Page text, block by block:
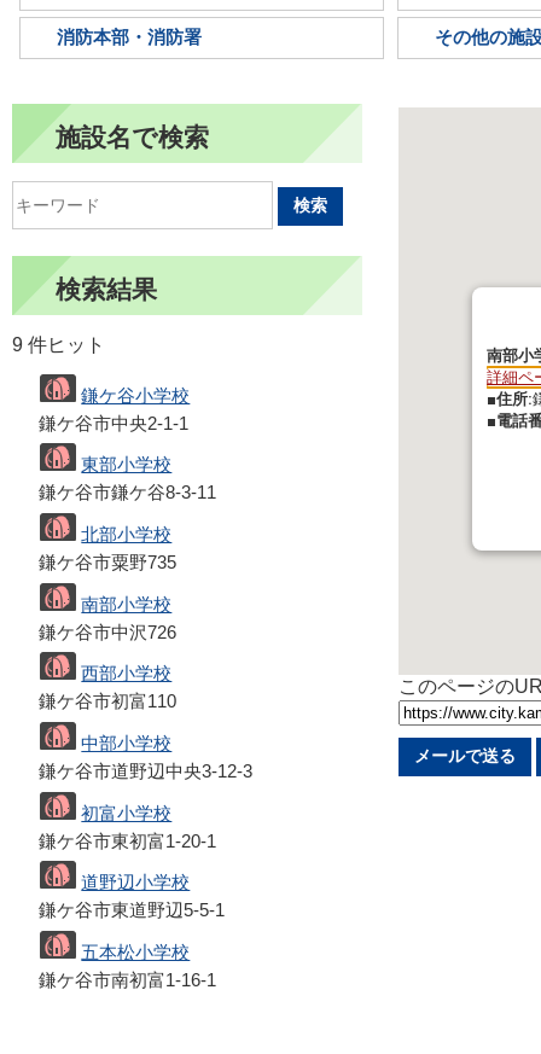
消防本部・消防署 その他の施
施設名で検索
検索
検索結果
9 件ヒット
鎌ケ谷小学校
鎌ケ谷市中央2-1-1
東部小学校
鎌ケ谷市鎌ケ谷8-3-11
北部小学校
鎌ケ谷市粟野735
南部小学校
鎌ケ谷市中沢726
西部小学校
鎌ケ谷市初富110
中部小学校
鎌ケ谷市道野辺中央3-12-3
初富小学校
鎌ケ谷市東初富1-20-1
道野辺小学校
鎌ケ谷市東道野辺5-5-1
五本松小学校
鎌ケ谷市南初富1-16-1
南部小
詳細ペ
■住所:
■電話
このページの
メールで送る